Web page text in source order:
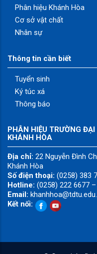
Phân hiệu Khánh Hòa
Cơ sở vật chất
Nhân sự
Thông tin cần biết
Tuyển sinh
Ký túc xá
Thông báo
PHÂN HIỆU TRƯỜNG
KHÁNH HÒA
Địa chỉ: 22 Nguyễn Đình
Khánh Hòa
Số điện thoại: (0258) 383
Hotline: (0258) 222 6677
Email:
Kết nối: